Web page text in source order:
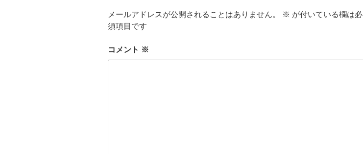
メールアドレスが公開されることはありません。 ※ が付いている欄は必
須項目です
コメント ※